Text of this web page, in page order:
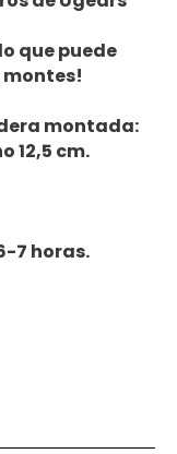
que puede
montada:
12,5 cm.
7 horas.